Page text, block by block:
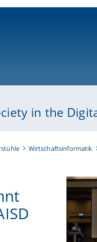
in the
Wirtschaftsinformatik